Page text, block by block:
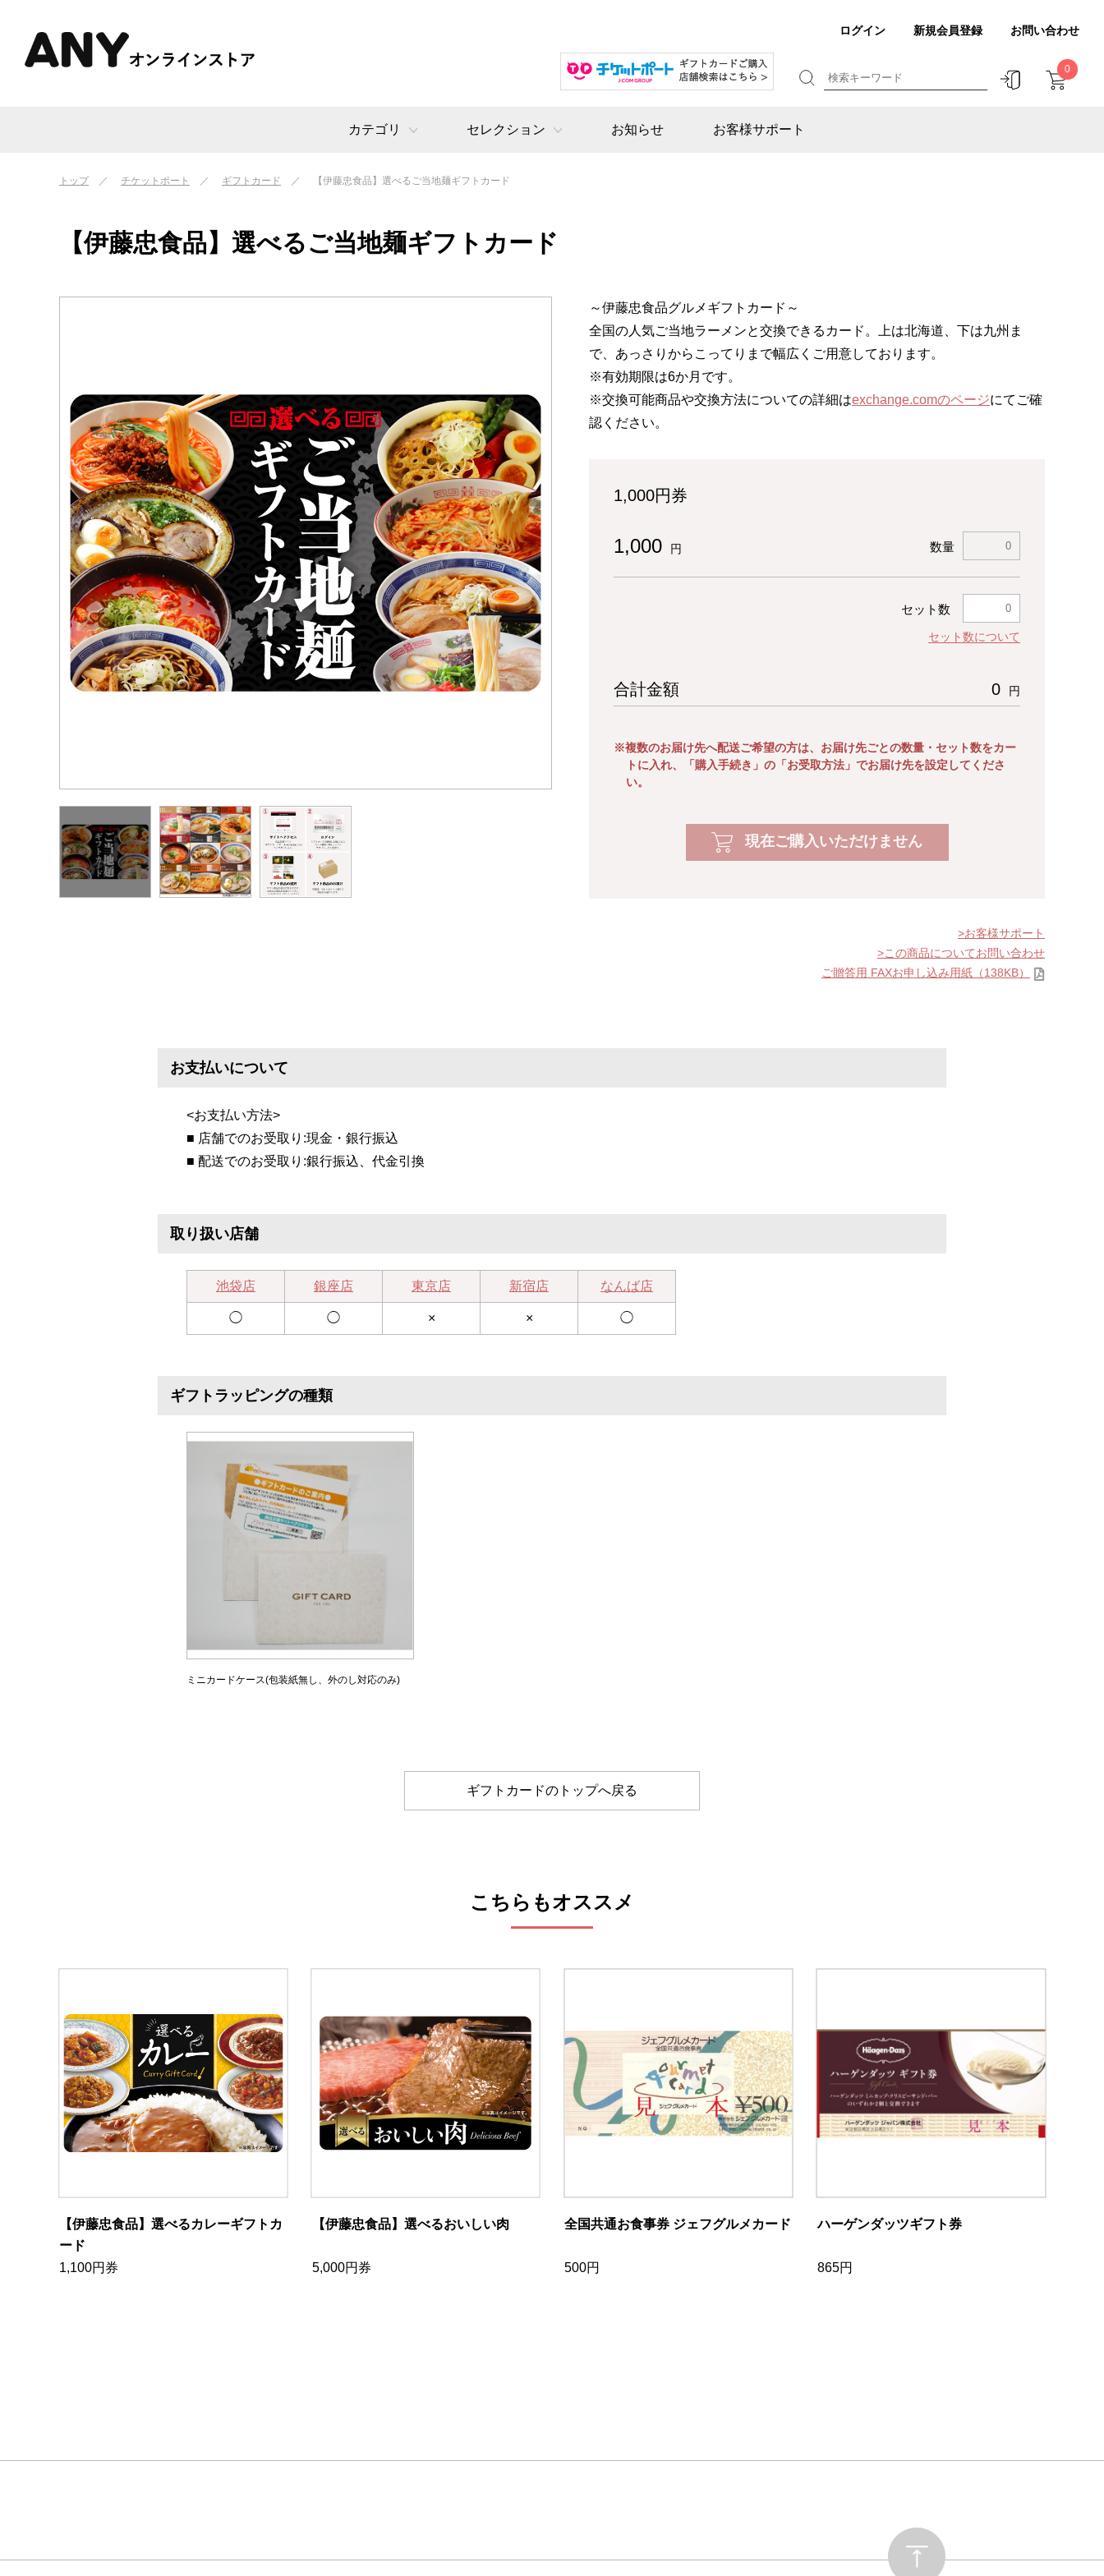
ログイン 新規会員登録 お問い合わせ
0
カテゴリ セレクション お知らせ お客様サポート
トップ チケットポート ギフトカード 【伊藤忠食品】選べるご当地麺ギフトカード
【伊藤忠食品】選べるご当地麺ギフトカード
～伊藤忠食品グルメギフトカード～
全国の人気ご当地ラーメンと交換できるカード。上は北海道、下は九州ま
で、あっさりからこってりまで幅広くご用意しております。
※有効期限は6か月です。
※交換可能商品や交換方法についての詳細はexchange.comのページにてご確
認ください。
1,000円券
1,000 円 数量
セット数
セット数について
合計金額 0 円
※複数のお届け先へ配送ご希望の方は、お届け先ごとの数量・セット数をカー
トに入れ、「購入手続き」の「お受取方法」でお届け先を設定してくださ
い。
現在ご購入いただけません
お客様サポート
この商品についてお問い合わせ
ご贈答用 FAXお申し込み用紙（138KB）
お支払いについて
<お支払い方法>
■ 店舗でのお受取り:現金・銀行振込
■ 配送でのお受取り:銀行振込、代金引換
取り扱い店舗
池袋店 銀座店 東京店 新宿店 なんば店
◯ ◯ × × ◯
ギフトラッピングの種類
ミニカードケース(包装紙無し、外のし対応のみ)
ギフトカードのトップへ戻る
こちらもオススメ
【伊藤忠食品】選べるカレーギフトカ
ード
1,100円券
【伊藤忠食品】選べるおいしい肉
5,000円券
全国共通お食事券 ジェフグルメカード
500円
ハーゲンダッツギフト券
865円